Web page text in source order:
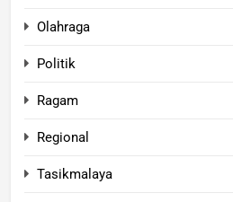
Olahraga
Politik
Ragam
Regional
Tasikmalaya